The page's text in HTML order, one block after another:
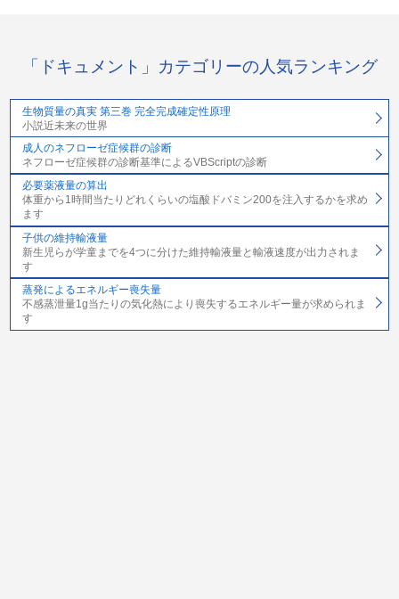
「ドキュメント」カテゴリーの人気ランキング
生物質量の真実 第三巻 完全完成確定性原理
小説近未来の世界
成人のネフローゼ症候群の診断
ネフローゼ症候群の診断基準によるVBScriptの診断
必要薬液量の算出
体重から1時間当たりどれくらいの塩酸ドバミン200を注入するかを求め
ます
子供の維持輸液量
新生児らが学童までを4つに分けた維持輸液量と輸液速度が出力されま
す
蒸発によるエネルギー喪失量
不感蒸泄量1g当たりの気化熱により喪失するエネルギー量が求められま
す